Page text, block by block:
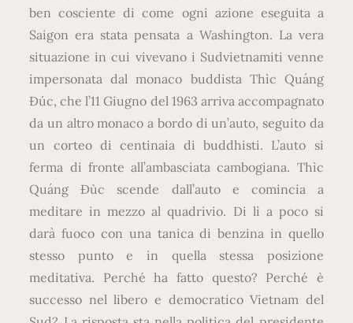
ben cosciente di come ogni azione eseguita a
Saigon era stata pensata a Washington. La vera
situazione in cui vivevano i Sudvietnamiti venne
impersonata dal monaco buddista Thìc Quáng
Đúc, che l’11 Giugno del 1963 arriva accompagnato
da un altro monaco a bordo di un’auto, seguito da
un corteo di centinaia di buddhisti. L’auto si
ferma di fronte all’ambasciata cambogiana. Thìc
Quáng Đùc scende dall’auto e comincia a
meditare in mezzo al quadrivio. Di lì a poco si
darà fuoco con una tanica di benzina in quello
stesso punto e in quella stessa posizione
meditativa. Perché ha fatto questo? Perché è
successo nel libero e democratico Vietnam del